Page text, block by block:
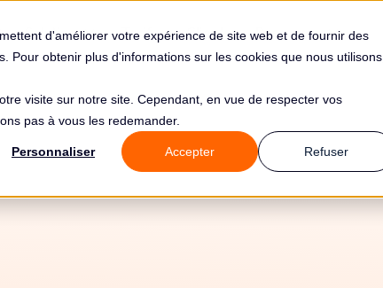
d'améliorer votre expérience de site web et de fournir des
obtenir plus d'informations sur les cookies que nous utilisons,
visite sur notre site. Cependant, en vue de respecter vos
pas à vous les redemander.
Personnaliser Accepter Refuser
Solutions Tarifs Clients Ressources